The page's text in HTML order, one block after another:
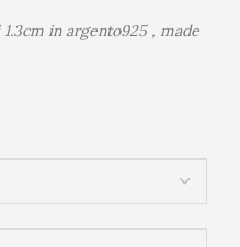
in argento925 , made